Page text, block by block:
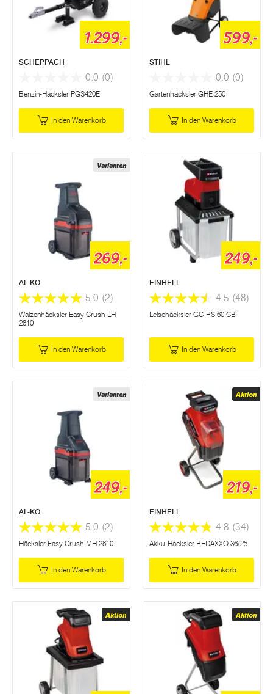
1.299,-
SCHEPPACH
0.0 (0)
Benzin-Häcksler PGS420E
In den Warenkorb
599,-
STIHL
0.0 (0)
Gartenhäcksler GHE 250
In den Warenkorb
Varianten
269,-
AL-KO
5.0 (2)
Walzenhäcksler Easy Crush LH
2810
In den Warenkorb
249,-
EINHELL
4.5 (48)
Leisehäcksler GC-RS 60 CB
In den Warenkorb
Varianten
249,-
AL-KO
5.0 (2)
Häcksler Easy Crush MH 2810
In den Warenkorb
Aktion
219,-
EINHELL
4.8 (34)
Akku-Häcksler REDAXXO 36/25
In den Warenkorb
Aktion Aktion